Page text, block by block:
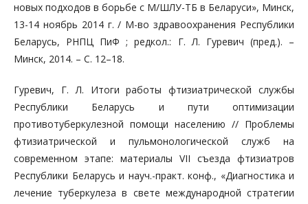
новых подходов в борьбе с М/ШЛУ-ТБ в Беларуси», Минск,
13-14 ноябрь 2014 г. / М-во здравоохранения Республики
Беларусь, РНПЦ ПиФ ; редкол.: Г. Л. Гуревич (пред.). –
Минск, 2014. – С. 12–18.
Гуревич, Г. Л. Итоги работы фтизиатрической службы
Республики Беларусь и пути оптимизации
противотуберкулезной помощи населению // Проблемы
фтизиатрической и пульмонологической служб на
современном этапе: материалы VII съезда фтизиатров
Республики Беларусь и науч.-практ. конф., «Диагностика и
лечение туберкулеза в свете международной стратегии